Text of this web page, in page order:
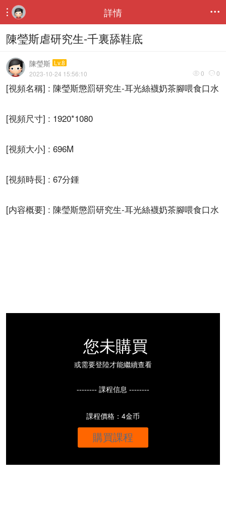
 詳情 
陳瑩斯虐研究生-千裏舔鞋底
陳瑩斯 Lv.8
 0  0
2023-10-24 15:56:10
[視頻名稱] : 陳瑩斯懲罰研究生-耳光絲襪奶茶腳喂食口水
[視頻尺寸] : 1920*1080
[視頻大小] : 696M
[視頻時長] : 67分鍾
[内容概要] : 陳瑩斯懲罰研究生-耳光絲襪奶茶腳喂食口水
您未購買
或需要登陸才能繼續查看
-------- 課程信息 --------
課程價格：4金币
購買課程